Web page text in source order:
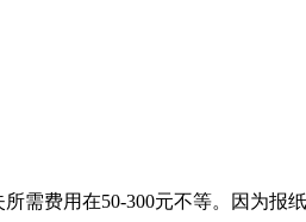
需费用在50-300元不等。因为